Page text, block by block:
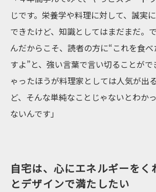
じです。栄養学や料理に対して、誠実
できたけど、知識としてはまだまだ。
んだからこそ、読者の方に“これを食
すよ”と、強い言葉で言い切ることが
ゃったほうが料理家としては人気が出
ど、そんな単純なことじゃないとわか
ないんです」
自宅は、心にエネルギーをく
とデザインで満たしたい